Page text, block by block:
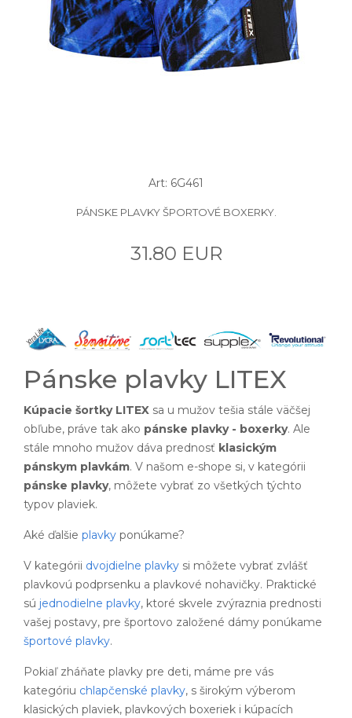
Art: 6G461
PÁNSKE PLAVKY ŠPORTOVÉ BOXERKY.
31.80 EUR
Pánske plavky LITEX
Kúpacie šortky LITEX sa u mužov tešia stále väčšej
obľube, práve tak ako pánske plavky - boxerky. Ale
stále mnoho mužov dáva prednosť klasickým
pánskym plavkám. V našom e-shope si, v kategórii
pánske plavky, môžete vybrať zo všetkých týchto
typov plaviek.
Aké ďalšie plavky ponúkame?
V kategórii dvojdielne plavky si môžete vybrať zvlášť
plavkovú podprsenku a plavkové nohavičky. Praktické
sú jednodielne plavky, ktoré skvele zvýraznia prednosti
vašej postavy, pre športovo založené dámy ponúkame
športové plavky.
Pokiaľ zháňate plavky pre deti, máme pre vás
kategóriu chlapčenské plavky, s širokým výberom
klasických plaviek, plavkových boxeriek i kúpacích